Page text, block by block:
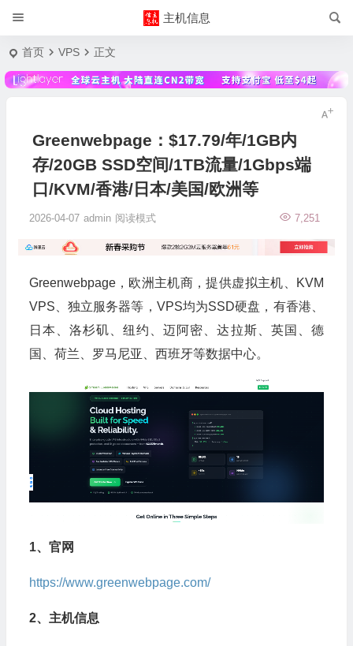
主机信息
首页 VPS 正文
Greenwebpage：$17.79/年/1GB内
存/20GB SSD空间/1TB流量/1Gbps端
口/KVM/香港/日本/美国/欧洲等
2026-04-07 admin 7,251
阅读模式
Greenwebpage，欧洲主机商，提供虚拟主机、KVM
VPS、独立服务器等，VPS均为SSD硬盘，有香港、
日本、洛杉矶、纽约、迈阿密、达拉斯、英国、德
国、荷兰、罗马尼亚、西班牙等数据中心。
1、官网
https://www.greenwebpage.com/
2、主机信息